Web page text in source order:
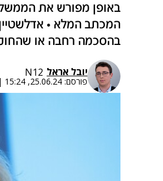
באופן מפורש את
המכתב המלא •
בהסכמה רחבה או
יובל אראל N12
פורסם: 25.06.24, 15:24
|